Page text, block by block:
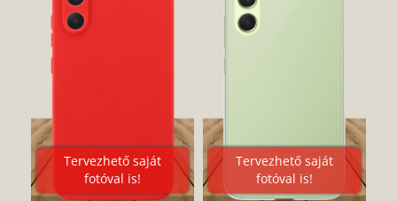
Tervezhető saját
fotóval is!
Tervezhető saját
fotóval is!